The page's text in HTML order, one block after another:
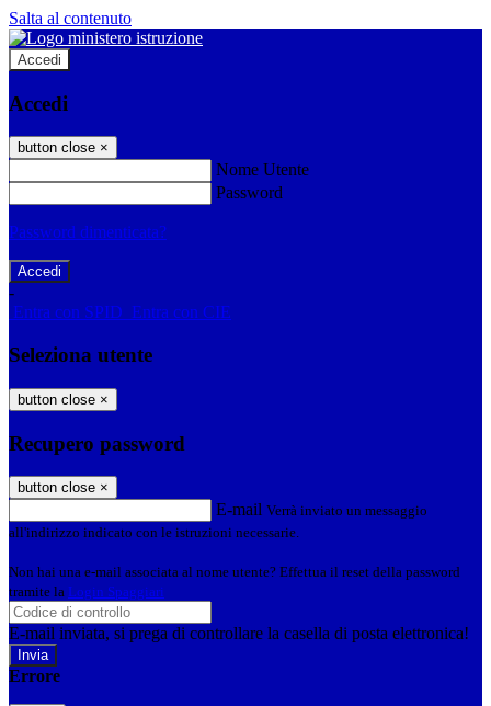
Salta al contenuto
Accedi
Accedi
button close ×
Nome Utente
Password
Password dimenticata?
-
Entra con SPID Entra con CIE
Seleziona utente
button close ×
Recupero password
button close ×
E-mail Verrà inviato un messaggio
all'indirizzo indicato con le istruzioni necessarie.
Non hai una e-mail associata al nome utente? Effettua il reset della password
tramite la Login Spaggiari
E-mail inviata, si prega di controllare la casella di posta elettronica!
Errore